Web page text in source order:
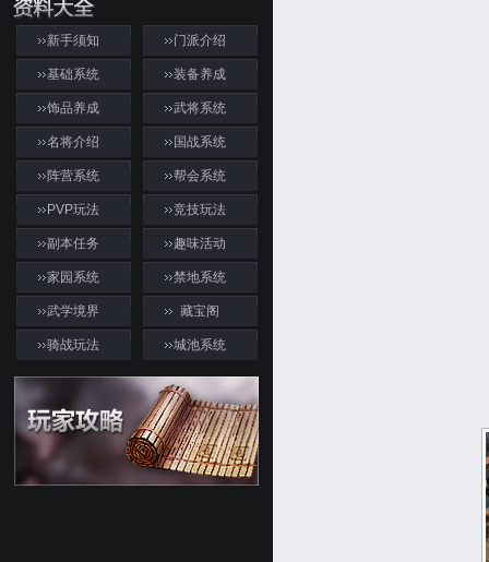
新手须知 门派介绍
基础系统 装备养成
饰品养成 武将系统
名将介绍 国战系统
阵营系统 帮会系统
PVP玩法 竞技玩法
副本任务 趣味活动
家园系统 禁地系统
武学境界 藏宝阁
骑战玩法 城池系统